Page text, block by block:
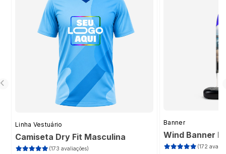
Linha Vestuário
Camiseta Dry Fit Masculina
(173 avaliações)
Banner
Wind Banner
(172